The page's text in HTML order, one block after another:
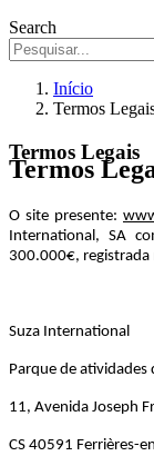
Search
Início
Termos
Termos Legais
Termos
O site presente:
International, SA
300.000€, registrada
Suza International
Parque de atividades
11, Avenida Joseph
CS 40591 Ferrières-